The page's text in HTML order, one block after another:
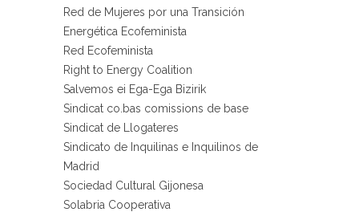
Red de Mujeres por una Transición
Energética Ecofeminista
Red Ecofeminista
Right to Energy Coalition
Salvemos ei Ega-Ega Bizirik
Sindicat co.bas comissions de base
Sindicat de Llogateres
Sindicato de Inquilinas e Inquilinos de
Madrid
Sociedad Cultural Gijonesa
Solabria Cooperativa